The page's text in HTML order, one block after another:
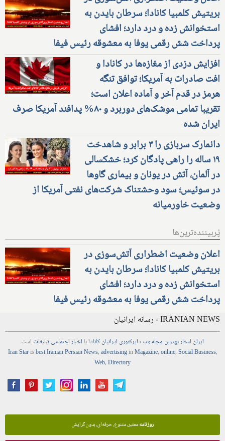
اعلان وضعیت اضطراری آتش‌سوزی در
بریتیش کلمبیا کانادا؛ سرطان بایدن به
استخوانش زده و درد دارد؛ افشای
پرداخت شش رقمی یوفا به معشوقه رئیس فیفا
افزایش دزدی از مغازه‌ها در کانادا و
افت صادرات به آمریکا؛ توافق تنگه
هرمز در قدم آخر و آماده اعلان است؛
تقریبا تمامی موشک‌های دوربرد و ۸۰% پدافند آمریکا صرف
ایران شده
دانمارک سربازی را ۳ برابر و شاهدخت
۱۹ ساله را راهی پادگان کرد؛ خشکسالی
در آلمان، آتش در یونان و بیماری گاوها
در سوئیس؛ سود وحشتناک شرکت‌های نفتی آمریکا از
پُربیننده‌ترین‌ها
اعلان وضعیت اضطراری آتش‌سوزی در
بریتیش کلمبیا کانادا؛ سرطان بایدن به
استخوانش زده و درد دارد؛ افشای
پرداخت شش رقمی یوفا به معشوقه رئیس فیفا
IRANIAN NEWS - رسانه ایرانیان
ایران استاربهترینمجلهوبدایرکتوریایرانیان کانادابااخباراجتماعیتبلیغاتاست
News,advertisingin
روزنامهمعتبر، متنوع، حرفه‌ای، بدون گرایش